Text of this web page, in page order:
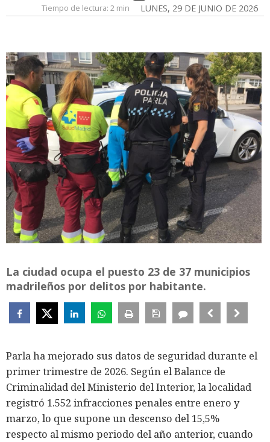
LUNES, 29 DE JUNIO DE 2026
Tiempo de lectura: 2 min
La ciudad ocupa el puesto 23 de 37 municipios
madrileños por delitos por habitante.
Parla ha mejorado sus datos de seguridad durante el
primer trimestre de 2026. Según el Balance de
Criminalidad del Ministerio del Interior, la localidad
registró 1.552 infracciones penales entre enero y
marzo, lo que supone un descenso del 15,5%
respecto al mismo periodo del año anterior, cuando